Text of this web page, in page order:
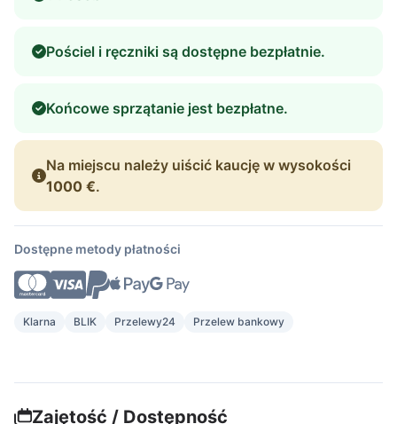
Pościel i ręczniki są dostępne bezpłatnie.
Końcowe sprzątanie jest bezpłatne.
Na miejscu należy uiścić kaucję w wysokości
1000 €.
Dostępne metody płatności
Klarna BLIK Przelewy24 Przelew bankowy
Zajętość / Dostępność